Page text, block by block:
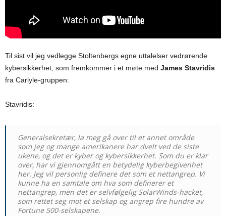
Til sist vil jeg vedlegge Stoltenbergs egne uttalelser vedrørende
kybersikkerhet, som fremkommer i et møte med James Stavridis
fra Carlyle-gruppen:
Stavridis:
Generalsekretær, la meg gå over til et annet område
som jeg og mange amerikanere har dvelt ved de siste
ukene, og det er kyber og kybersikkerhet. Som du er klar
over, har vi gjennomgått en betydelig kyberbegivenhet
her. Jeg vil personlig definere det som et nettangrep. Vi
kunne ha en samtale om hva som definerer et
nettangrep, men det er selvfølgelig SolarWinds-hacket,
som rettet seg mot et selskap og angrep fire hundre av
Fortune 500-selskapene.